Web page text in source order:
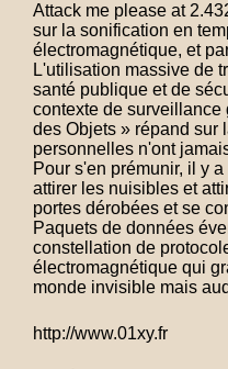
Attack me please at
sur la sonification en
électromagnétique, et
L'utilisation massive de
santé publique et de
contexte de surveillance
des Objets » répand sur
personnelles n'ont
Pour s'en prémunir, il y
attirer les nuisibles et
portes dérobées et se
Paquets de données
constellation de
électromagnétique qui
monde invisible mais
http://www.01xy.fr